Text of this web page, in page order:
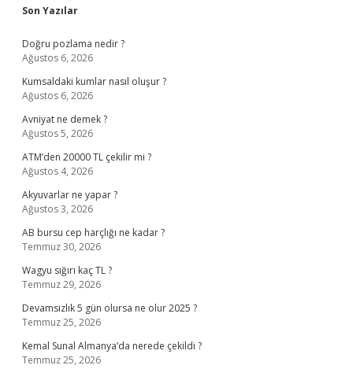
Sidebar
Son Yazılar
Doğru pozlama nedir ?
Ağustos 6, 2026
Kumsaldaki kumlar nasıl oluşur ?
Ağustos 6, 2026
Avniyat ne demek ?
Ağustos 5, 2026
ATM’den 20000 TL çekilir mi ?
Ağustos 4, 2026
Akyuvarlar ne yapar ?
Ağustos 3, 2026
AB bursu cep harçlığı ne kadar ?
Temmuz 30, 2026
Wagyu sığırı kaç TL ?
Temmuz 29, 2026
Devamsızlık 5 gün olursa ne olur 2025 ?
Temmuz 25, 2026
Kemal Sunal Almanya’da nerede çekildi ?
Temmuz 25, 2026